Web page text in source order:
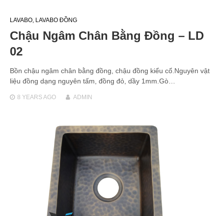
LAVABO, LAVABO ĐỒNG
Chậu Ngâm Chân Bằng Đồng – LD
02
Bồn chậu ngâm chân bằng đồng, chậu đồng kiểu cổ.Nguyên vật
liệu đồng dạng nguyên tấm, đồng đỏ, dầy 1mm.Gò…
8 YEARSAGO ADMIN